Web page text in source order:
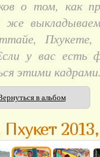
о том, как
же
у вас есть
этими
в альбом